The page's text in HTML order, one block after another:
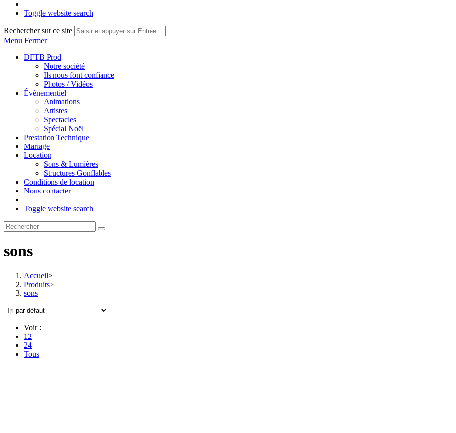
Toggle website search
Rechercher sur ce site
Menu Fermer
DFTB Prod
Notre société
Ils nous font confiance
Photos / Vidéos
Évènementiel
Animations
Artistes
Spectacles
Spécial Noël
Prestation Technique
Mariage
Location
Sons & Lumières
Structures Gonflables
Conditions de location
Nous contacter
Toggle website search
sons
Accueil>
Produits>
sons
Voir :
12
24
Tous